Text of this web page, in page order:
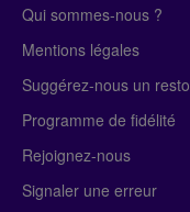
Qui sommes-nous ?
Mentions légales
Suggérez-nous un resto
Programme de fidélité
Rejoignez-nous
Signaler une erreur